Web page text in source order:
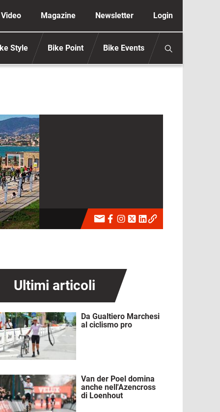
secondaria anonimo
Video Magazine Newsletter Login
Style Bike Point Bike Events
Ultimi articoli
Da Gualtiero Marchesi
al ciclismo pro
Van der Poel domina
anche nell'Azencross
di Loenhout